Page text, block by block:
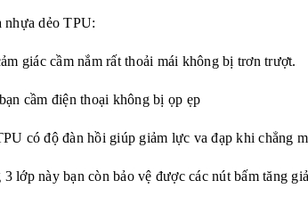
dẻo TPU:
giác cầm nắm rất thoải mái không bị trơn trượt.
cầm điện thoại không bị ọp ẹp
có độ đàn hồi giúp giảm lực va đạp khi chẳng
3 lớp này bạn còn bảo vệ được các nút bấm tăng